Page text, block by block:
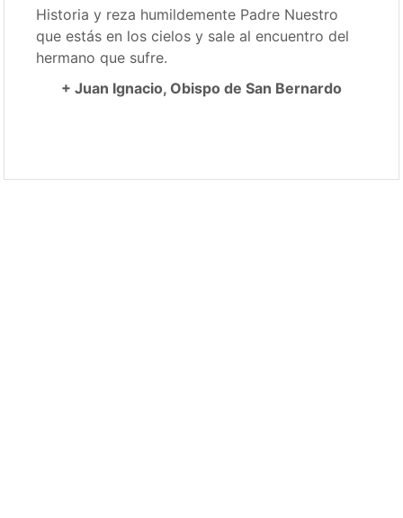
Historia y reza humildemente Padre Nuestro
que estás en los cielos y sale al encuentro del
hermano que sufre.
+ Juan Ignacio, Obispo de San Bernardo